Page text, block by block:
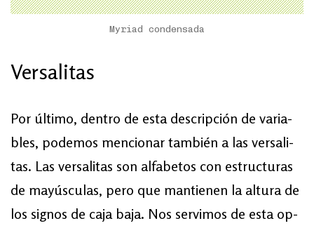
Myriad condensada
Ver­sa­li­tas
Por úl­ti­mo, den­tro de es­ta des­crip­ción de va­ria­
bles, po­de­mos men­cio­nar tam­bién a las ver­sa­li­
tas. Las ver­sa­li­tas son al­fa­be­tos con es­truc­tu­ras
de ma­yús­cu­las, pe­ro que man­tie­nen la al­tu­ra de
los sig­nos de ca­ja ba­ja. Nos ser­vi­mos de es­ta op­